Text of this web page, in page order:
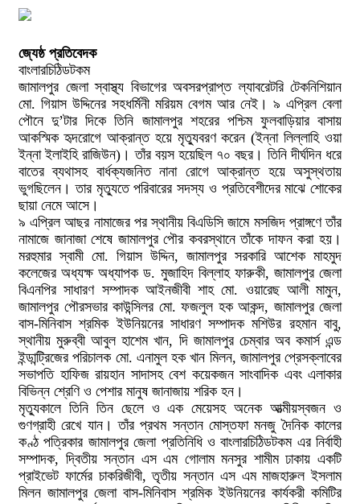
জ্যেষ্ঠ প্রতিবেদক
বাংলারচিঠিডটকম
জামালপুর জেলা স্বাস্থ্য বিভাগের অবসরপ্রাপ্ত ল্যাবরেটরি টেকনিশিয়ান
মো. গিয়াস উদ্দিনের সহধর্মিনী মরিয়ম বেগম আর নেই। ৯ এপ্রিল বেলা
পৌনে দু’টার দিকে তিনি জামালপুর শহরের পশ্চিম ফুলবাড়িয়ার বাসায়
আকস্মিক হৃদরোগে আক্রান্ত হয়ে মৃত্যুবরণ করেন (ইন্না লিল্লাহি ওয়া
ইন্না ইলাইহি রাজিউন)। তাঁর বয়স হয়েছিল ৭০ বছর। তিনি দীর্ঘদিন ধরে
বাতের ব্যথাসহ বার্ধক্যজনিত নানা রোগে আক্রান্ত হয়ে অসুস্থতায়
ভুগছিলেন। তার মৃত্যুতে পরিবারের সদস্য ও প্রতিবেশীদের মাঝে শোকের
ছায়া নেমে আসে।
৯ এপ্রিল আছর নামাজের পর স্থানীয় বিএডিসি জামে মসজিদ প্রাঙ্গণে তাঁর
নামাজে জানাজা শেষে জামালপুর পৌর কবরস্থানে তাঁকে দাফন করা হয়।
মরহুমার স্বামী মো. গিয়াস উদ্দিন, জামালপুর সরকারি আশেক মাহমুদ
কলেজের অধ্যক্ষ অধ্যাপক ড. মুজাহিদ বিল্লাহ ফারুকী, জামালপুর জেলা
বিএনপির সাধারণ সম্পাদক আইনজীবী শাহ মো. ওয়ারেছ আলী মামুন,
জামালপুর পৌরসভার কাউন্সিলর মো. ফজলুল হক আকন্দ, জামালপুর জেলা
বাস-মিনিবাস শ্রমিক ইউনিয়নের সাধারণ সম্পাদক মশিউর রহমান বাবু,
স্থানীয় মুরুব্বী আবুল হাশেম খান, দি জামালপুর চেম্বার অব কমার্স এন্ড
ইন্ডান্ট্রিজের পরিচালক মো. এনামুল হক খান মিলন, জামালপুর প্রেসক্লাবের
সভাপতি হাফিজ রায়হান সাদাসহ বেশ কয়েকজন সাংবাদিক এবং এলাকার
বিভিন্ন শ্রেণি ও পেশার মানুষ জানাজায় শরিক হন।
মৃত্যুকালে তিনি তিন ছেলে ও এক মেয়েসহ অনেক আত্মীয়স্বজন ও
গুণগ্রাহী রেখে যান। তাঁর প্রথম সন্তান মোস্তফা মনজু দৈনিক কালের
কণ্ঠ পত্রিকার জামালপুর জেলা প্রতিনিধি ও বাংলারচিঠিডটকম এর নির্বাহী
সম্পাদক, দ্বিতীয় সন্তান এস এম গোলাম মনসুর শামীম ঢাকায় একটি
প্রাইভেট ফার্মের চাকরিজীবী, তৃতীয় সন্তান এস এম মাজহারুল ইসলাম
মিলন জামালপুর জেলা বাস-মিনিবাস শ্রমিক ইউনিয়নের কার্যকরী কমিটির